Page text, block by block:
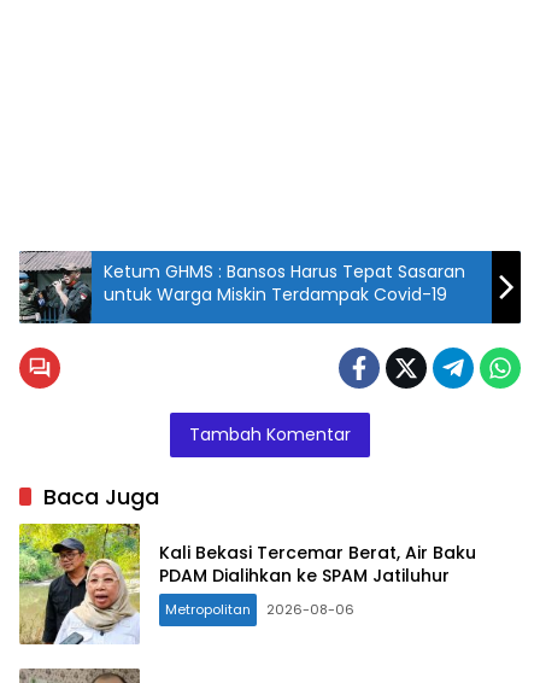
Umum
Gerakan
Sejahtera
(HMS)
Center,
Hardjuno
Wiwiho.
Ketum GHMS : Bansos Harus Tepat Sasaran
untuk Warga Miskin Terdampak Covid-19
Tambah Komentar
Baca Juga
Kali Bekasi Tercemar Berat, Air Baku
PDAM Dialihkan ke SPAM Jatiluhur
Metropolitan 2026-08-06